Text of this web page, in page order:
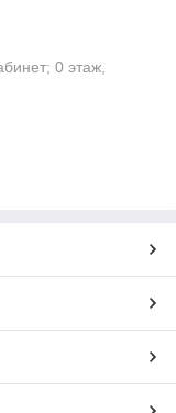
0 этаж,